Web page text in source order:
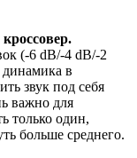
(-6 dB/-4 dB/-2
в
звук под себя
важно для
только один,
больше среднего.